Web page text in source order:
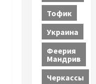
Тофик
Украина
Феерия
Мандрив
Черкассы